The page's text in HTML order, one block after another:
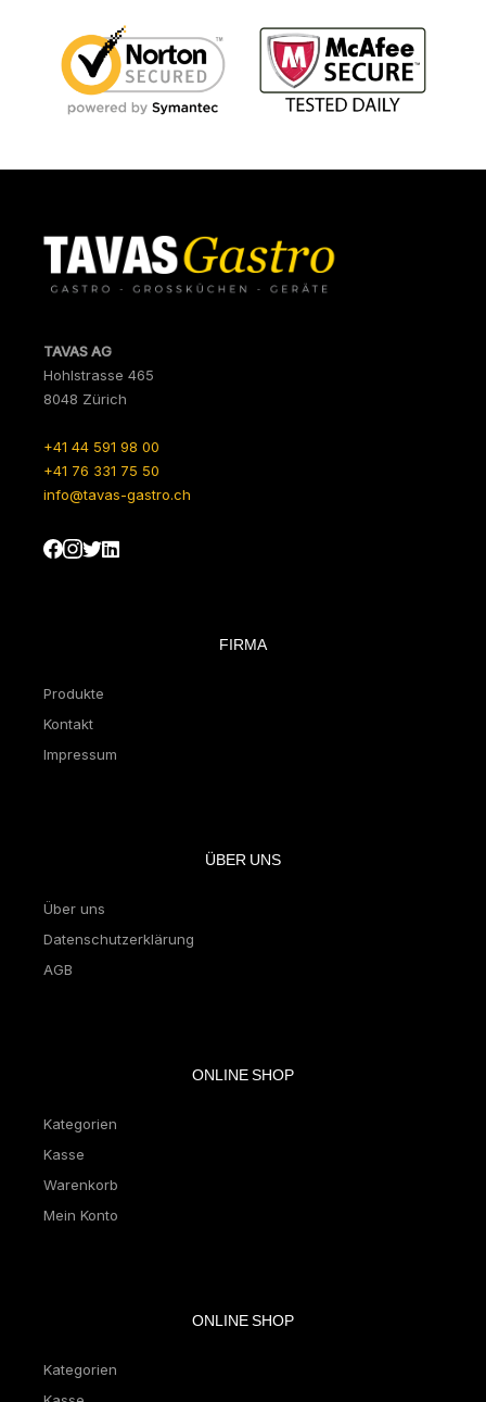
TAVAS AG
Hohlstrasse 465
8048 Zürich
+41 44 591 98 00
+41 76 331 75 50
info@tavas-gastro.ch
FIRMA
Produkte
Kontakt
Impressum
ÜBER UNS
Über uns
Datenschutzerklärung
AGB
ONLINE SHOP
Kategorien
Kasse
Warenkorb
Mein Konto
ONLINE SHOP
Kategorien